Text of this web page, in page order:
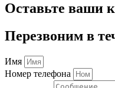
Оставьте ваши
Перезвоним в
Имя
Номер телефона